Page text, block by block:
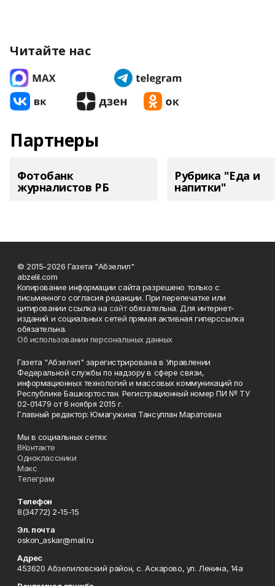
Читайте нас
Партнеры
Фотобанк
журналистов РБ
Рубрика "Еда и
напитки"
© 2015-2026 Газета "Абзелил"
abzelil.com
Копирование информации сайта разрешено только с
письменного согласия редакции. При перепечатке или
цитировании ссылка на сайтобязательна. Для интернет-
изданий и социальных сетей прямая активная гиперссылка
обязательна.
Об использовании персональных данных
Газета "Абзелил" зарегистрирована в Управлении
Федеральной службы по надзору в сфере связи,
информационных технологий и массовых коммуникаций по
Республике Башкортостан. Регистрационный номер ПИ № ТУ
02-01479 от 6 ноября 2015 г.
Главный редактор: Юмагужина Тансулпан Маратовна
Мы в социальных сетях:
ВКонтакте
Одноклассники
Макс
Телеграм
Телефон
8(34772) 2-15-15
Эл. почта
oskon_askar@mail.ru
Адрес
453620 Абзелиловский район, с. Аскарово, ул. Ленина, 14а